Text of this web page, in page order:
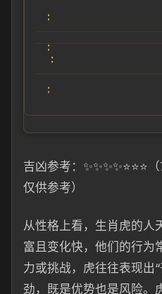
吉凶参考：✨✨✨✨⭐⭐⭐
仅供参考）
从性格上看，生肖虎的人
富且变化快，他们的行为
力或挑战，虎往往表现出
劲，既是优势也是风险。